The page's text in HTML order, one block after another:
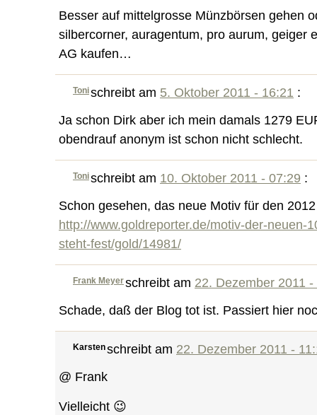
Besser auf mittelgrosse Münzbörsen gehen
silbercorner, auragentum, pro aurum, geiger
AG kaufen…
Tonischreibt am 5. Oktober 2011 - 16:21 :
Ja schon Dirk aber ich mein damals 1279
obendrauf anonym ist schon nicht schlecht.
Tonischreibt am 10. Oktober 2011 - 07:29 :
Schon gesehen, das neue Motiv für den
http://www.goldreporter.de/motiv-der-neuen-
steht-fest/gold/14981/
Frank Meyerschreibt am 22. Dezember 2011 -
Schade, daß der Blog tot ist. Passiert hier
Karstenschreibt am 22. Dezember 2011 -
@ Frank
Vielleicht 😉